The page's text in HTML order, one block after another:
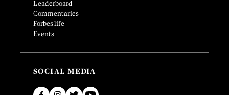
Leaderboard
Commentaries
Forbes life
Events
SOCIAL MEDIA